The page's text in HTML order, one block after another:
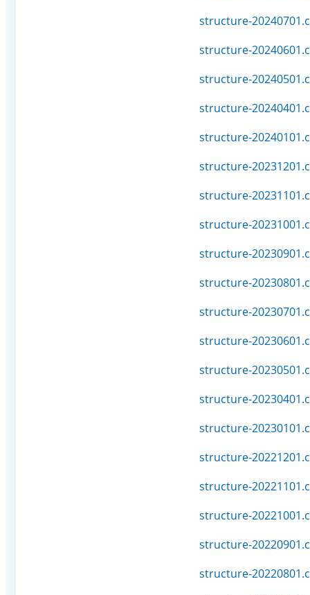
structure-
structure-
structure-
structure-
structure-
structure-
structure-
structure-
structure-
structure-
structure-
structure-
structure-
structure-
structure-
structure-
structure-
structure-
structure-
structure-